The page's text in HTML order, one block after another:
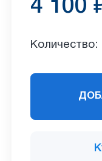
4 100
Количество: